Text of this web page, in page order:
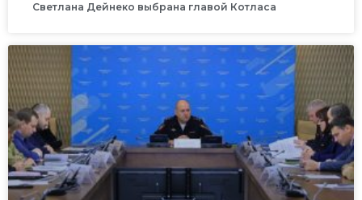
Светлана Дейнеко выбрана главой Котласа